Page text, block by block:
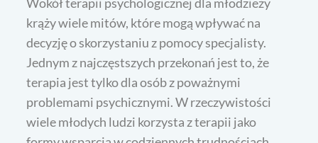
krąży wiele mitów, które mogą wpływać na
decyzję o skorzystaniu z pomocy specjalisty.
Jednym z najczęstszych przekonań jest to, że
terapia jest tylko dla osób z poważnymi
problemami psychicznymi. W rzeczywistości
wiele młodych ludzi korzysta z terapii jako